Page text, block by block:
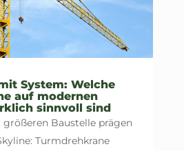
System: Welche
auf modernen
sinnvoll sind
größeren Baustelle prägen
Turmdrehkrane